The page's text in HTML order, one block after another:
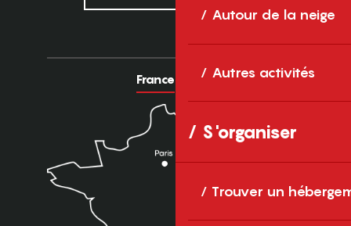
Autour de la neige
Autres activités
S'organiser
Trouver un
France Europe